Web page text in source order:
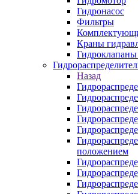
Гидронасос
Фильтры
Краны
Назад
положением